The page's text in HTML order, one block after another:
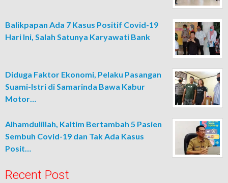
Balikpapan Ada 7 Kasus Positif Covid-19
Hari Ini, Salah Satunya Karyawati Bank
Diduga Faktor Ekonomi, Pelaku Pasangan
Suami-Istri di Samarinda Bawa Kabur
Motor…
Alhamdulillah, Kaltim Bertambah 5 Pasien
Sembuh Covid-19 dan Tak Ada Kasus
Posit…
Recent Post